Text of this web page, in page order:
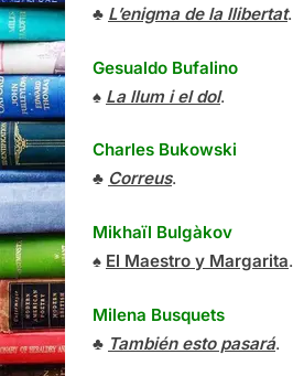
♣ L’enigma de la llibertat.
Gesualdo Bufalino
♠ La llum i el dol.
Charles Bukowski
♣ Correus.
Mikhaïl Bulgàkov
♠ El Maestro y Margarita.
Milena Busquets
♣ También esto pasará.